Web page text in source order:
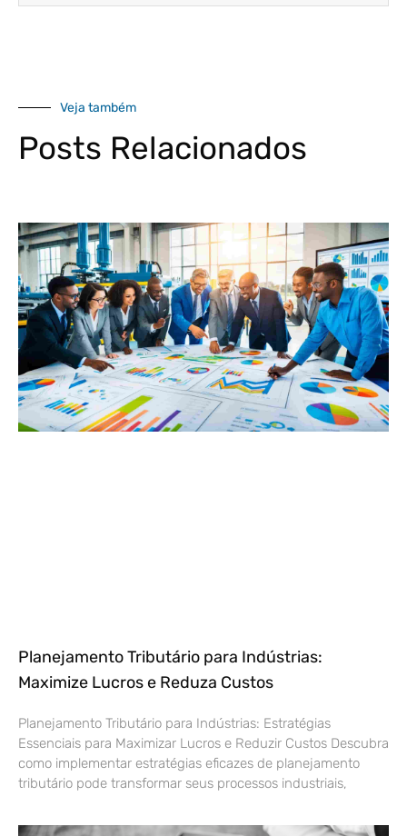
Veja também
Posts Relacionados
Planejamento Tributário para Indústrias:
Maximize Lucros e Reduza Custos
Planejamento Tributário para Indústrias: Estratégias
Essenciais para Maximizar Lucros e Reduzir Custos Descubra
como implementar estratégias eficazes de planejamento
tributário pode transformar seus processos industriais,